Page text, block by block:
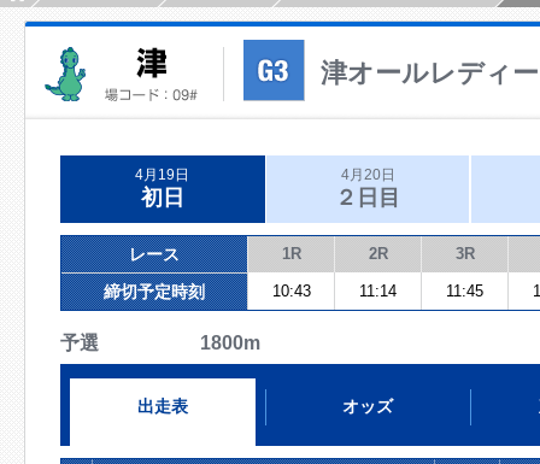
津オールレディ
4月19日
初日
4月20日
２日目
レース 1R 2R 3R
締切予定時刻 10:43 11:14 11:45
予選 1800m
出走表 オッズ